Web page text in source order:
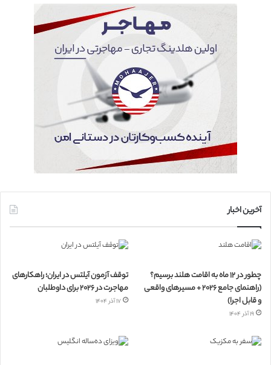
آخرین اخبار
چطور در ۱۲ ماه به اقامت هلند برسیم؟
(راهنمای جامع ۲۰۲۶ + مسیرهای واقعی
و قابل اجرا)
۱۹ آذر ۱۴۰۴
توقف آزمون آیلتس در ایران؛ راهکارهای
مهاجرت در ۲۰۲۶ برای داوطلبان
۱۷ آذر ۱۴۰۴